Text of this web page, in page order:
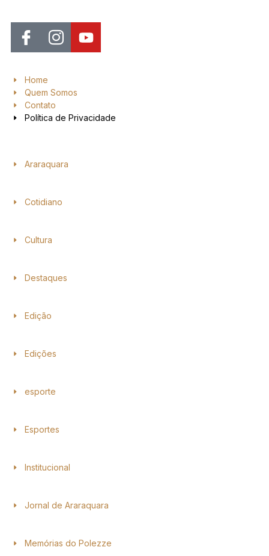
Home
Quem Somos
Contato
Política de Privacidade
Araraquara
Cotidiano
Cultura
Destaques
Edição
Edições
esporte
Esportes
Institucional
Jornal de Araraquara
Memórias do Polezze